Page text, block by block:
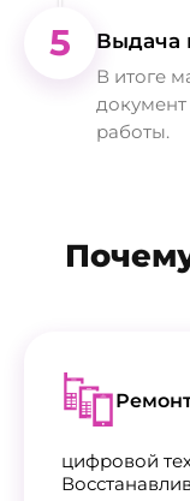
5 Выдача
В итоге
работы.
цифровой